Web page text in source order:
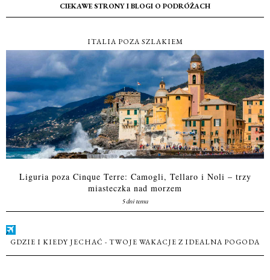
CIEKAWE STRONY I BLOGI O PODRÓŻACH
ITALIA POZA SZLAKIEM
Liguria poza Cinque Terre: Camogli, Tellaro i Noli – trzy
miasteczka nad morzem
5 dni temu
GDZIE I KIEDY JECHAĆ - TWOJE WAKACJE Z IDEALNA POGODA